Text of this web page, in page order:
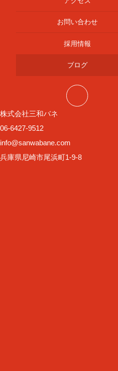
お問い合わせ
採用情報
ブログ
株式会社三和バネ
06-6427-9512
info@sanwabane.com
兵庫県尼崎市尾浜町1-9-8